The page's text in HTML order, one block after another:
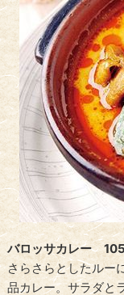
バロッサカレー
さらさらとしたルー
品カレー。サラダと